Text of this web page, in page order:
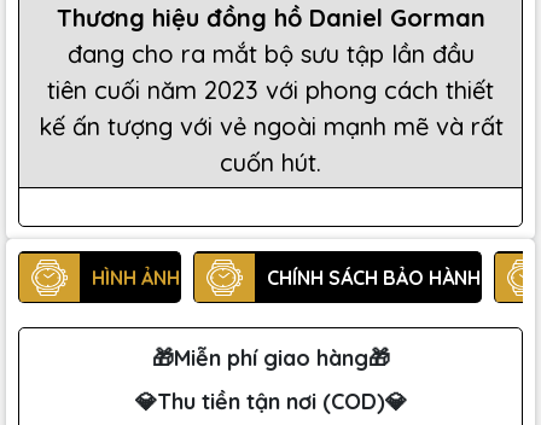
Thương hiệu đồng hồ Daniel Gorman
đang cho ra mắt bộ sưu tập lần đầu
tiên cuối năm 2023 với phong cách thiết
kế ấn tượng với vẻ ngoài mạnh mẽ và rất
cuốn hút.
HÌNH ẢNH CHÍNH SÁCH BẢO HÀNH
🎁Miễn phí giao hàng🎁
💎Thu tiền tận nơi (COD)💎